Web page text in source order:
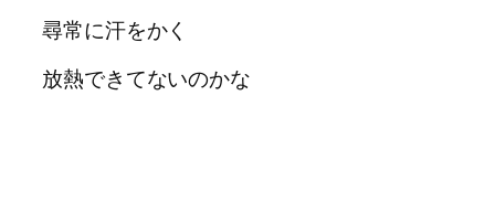
尋常に汗をかく
放熱できてないのかな